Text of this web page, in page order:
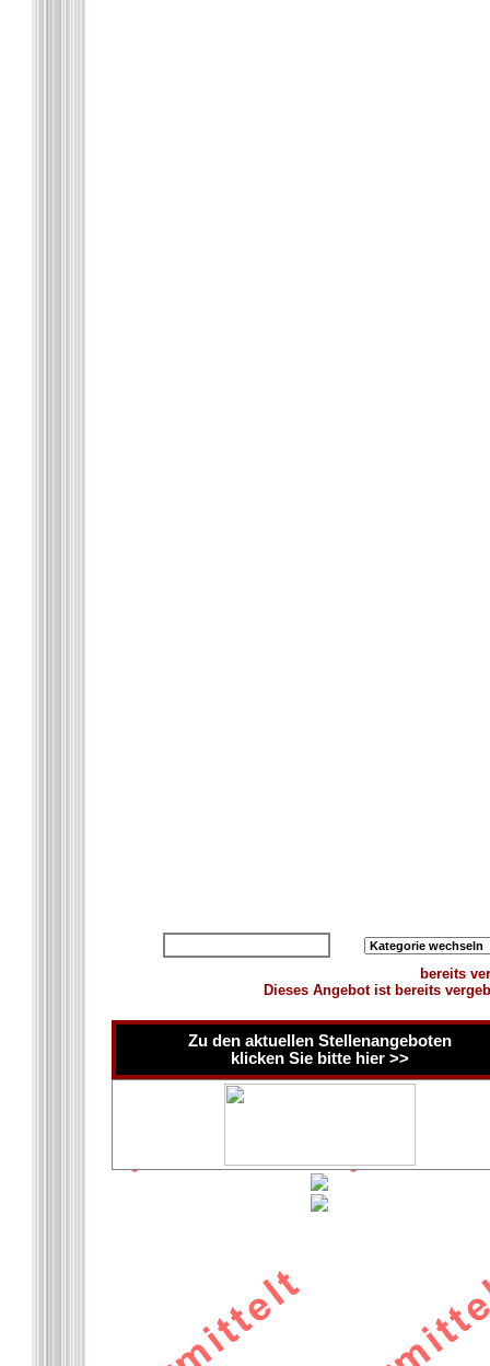
bereits
Dieses Angebot ist bereits
Zu den aktuellen Stellenangeboten
klicken Sie bitte hier >>